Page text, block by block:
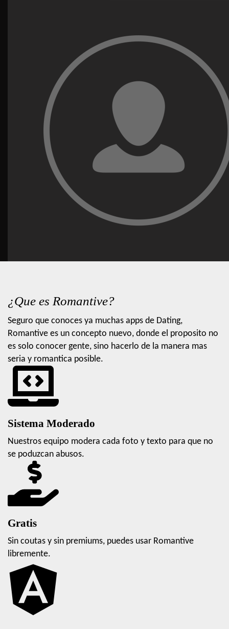
¿Que es Romantive?
Seguro que conoces ya muchas apps de Dating,
Romantive es un concepto nuevo, donde el proposito no
es solo conocer gente, sino hacerlo de la manera mas
seria y romantica posible.
Sistema Moderado
Nuestros equipo modera cada foto y texto para que no
se poduzcan abusos.
Gratis
Sin coutas y sin premiums, puedes usar Romantive
libremente.